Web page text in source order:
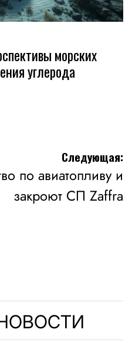
морских
углерода
Следующая:
по авиатопливу и
закроют СП Zaffra